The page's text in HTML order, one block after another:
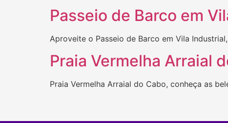
Passeio de Barco em
Aproveite o Passeio de Barco em Vila
Praia Vermelha Arraial
Praia Vermelha Arraial do Cabo, conheça as